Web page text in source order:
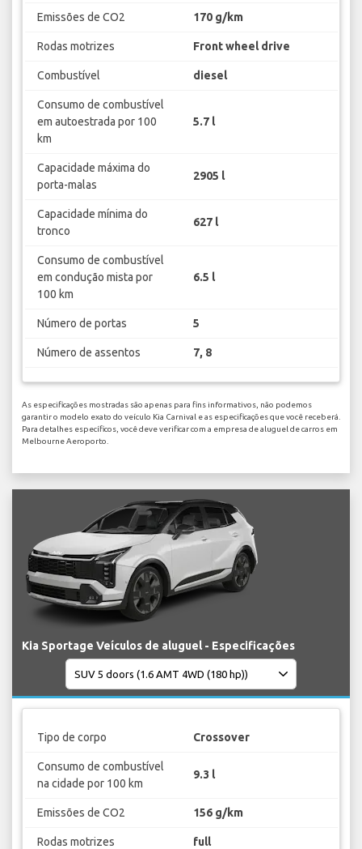
Emissões de CO2 170 g/km
Rodas motrizes Front wheel drive
Combustível diesel
Consumo de combustível
em autoestrada por 100
km
5.7 l
Capacidade máxima do
porta-malas
2905 l
Capacidade mínima do
tronco
627 l
Consumo de combustível
em condução mista por
100 km
6.5 l
Número de portas 5
Número de assentos 7, 8
As especificações mostradas são apenas para fins informativos, não podemos
garantir o modelo exato do veículo Kia Carnival e as especificações que você receberá.
Para detalhes específicos, você deve verificar com a empresa de aluguel de carros em
Melbourne Aeroporto.
Kia Sportage Veículos de aluguel - Especificações
Tipo de corpo Crossover
Consumo de combustível
na cidade por 100 km
9.3 l
Emissões de CO2 156 g/km
Rodas motrizes full